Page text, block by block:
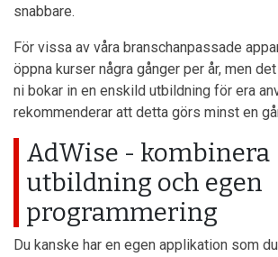
snabbare.
För vissa av våra branschanpassade
öppna kurser några gånger per år, men
ni bokar in en enskild utbildning för era
rekommenderar att detta görs minst en
AdWise - kombinera
utbildning och egen
programmering
Du kanske har en egen applikation som